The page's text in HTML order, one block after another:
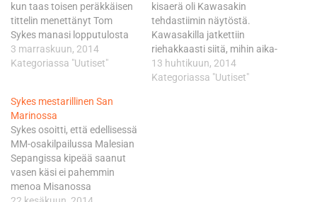
kun taas toisen peräkkäisen
tittelin menettänyt Tom
Sykes manasi lopputulosta
ja siinä samalla
tallikaveriaan Loris Bazia. -
jotain erityistä, Guintoli
viittasi 12 pisteen
takamatkaansa ennen
kauden kahta viimeistä
kisaerää. - Otin riskejä ja
onnistuin siinä.…
3 marraskuun, 2014
Kategoriassa "Uutiset"
kisaerä oli Kawasakin
tehdastiimin näytöstä.
Kawasakilla jatkettiin
riehakkaasti siitä, mihin aika-
ajossa jäätiin, kun Sykes
sivalsi vakuuttavasti
13 huhtikuun, 2014
Kategoriassa "Uutiset"
Sykes mestarillinen San
Marinossa
Sykes osoitti, että edellisessä
MM-osakilpailussa Malesian
Sepangissa kipeää saanut
vasen käsi ei pahemmin
menoa Misanossa